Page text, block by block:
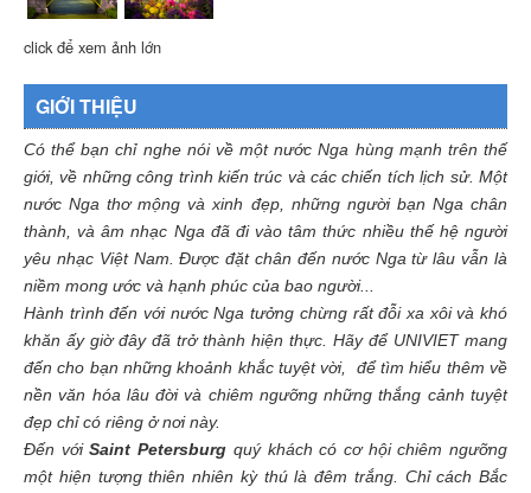
click để xem ảnh lớn
GIỚI THIỆU
Có thể bạn chỉ nghe nói về một nước Nga hùng mạnh trên thế
giới, về những công trình kiến trúc và các chiến tích lịch sử. Một
nước Nga thơ mộng và xinh đẹp, những người bạn Nga chân
thành, và âm nhạc Nga đã đi vào tâm thức nhiều thế hệ người
yêu nhạc Việt Nam. Được đặt chân đến nước Nga từ lâu vẫn là
niềm mong ước và hạnh phúc của bao người...
Hành trình đến với nước Nga tưởng chừng rất đỗi xa xôi và khó
khăn ấy giờ đây đã trở thành hiện thực. Hãy để UNIVIET mang
đến cho bạn những khoảnh khắc tuyệt vời, để tìm hiểu thêm về
nền văn hóa lâu đời và chiêm ngưỡng những thắng cảnh tuyệt
đẹp chỉ có riêng ở nơi này.
Đến vớiSaint Petersburg quý khách có cơ hội chiêm ngưỡng
một hiện tượng thiên nhiên kỳ thú là đêm trắng. Chỉ cách Bắc